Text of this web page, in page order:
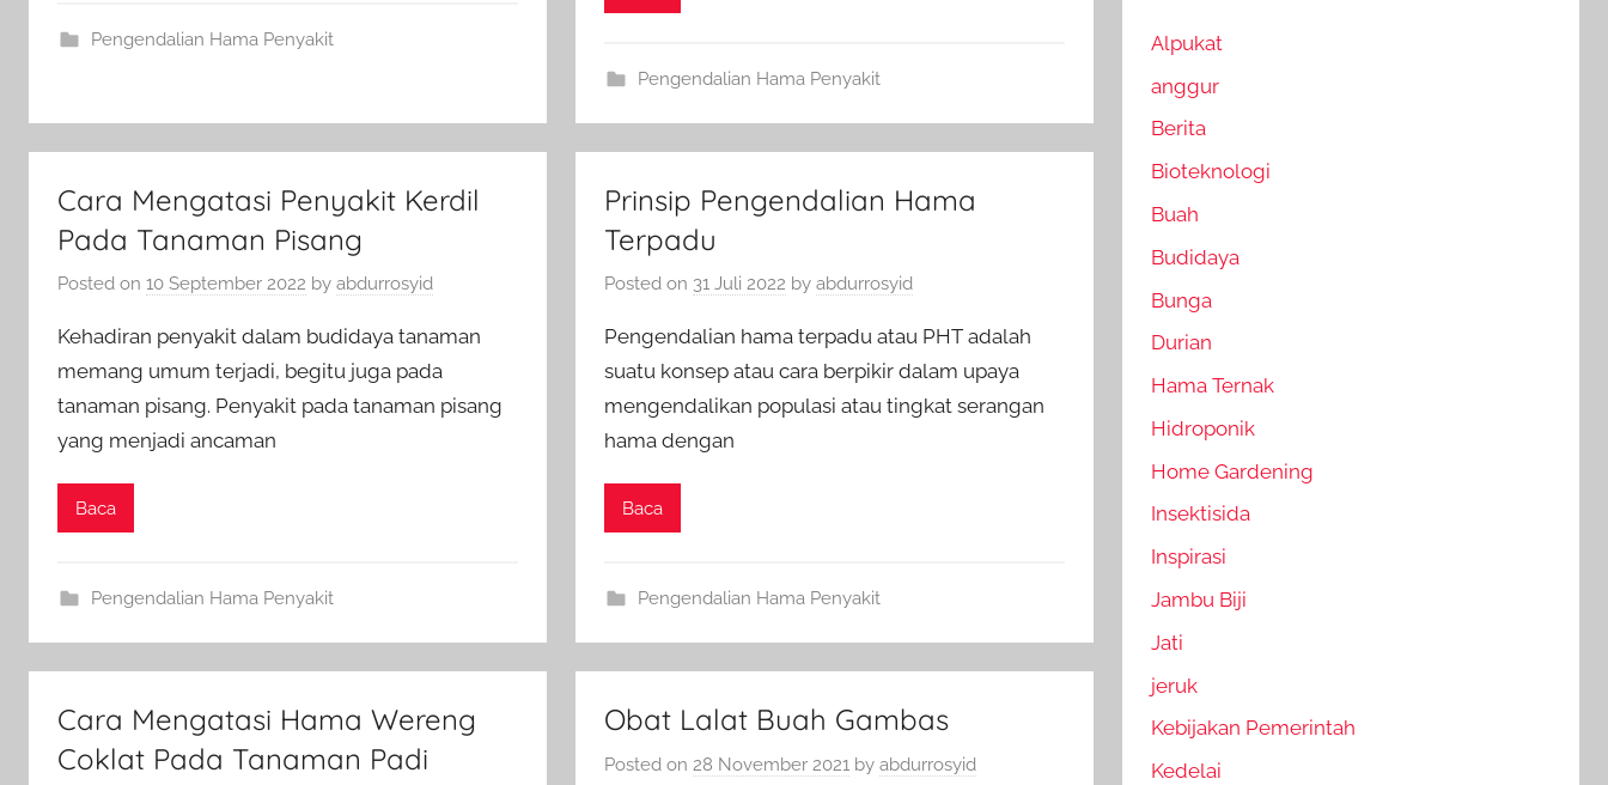
Pengendalian Hama Penyakit
Pengendalian Hama Penyakit
Cara Mengatasi Penyakit Kerdil
Pada Tanaman Pisang
Posted on 10 September 2022 by abdurrosyid
Kehadiran penyakit dalam budidaya tanaman
memang umum terjadi, begitu juga pada
tanaman pisang. Penyakit pada tanaman pisang
yang menjadi ancaman
Baca
Pengendalian Hama Penyakit
Prinsip Pengendalian Hama
Terpadu
Posted on 31 Juli 2022 byabdurrosyid
Pengendalian hama terpadu atau PHT adalah
suatu konsep atau cara berpikir dalam upaya
mengendalikan populasi atau tingkat serangan
hama dengan
Baca
Pengendalian Hama Penyakit
Cara Mengatasi Hama Wereng
Coklat Pada Tanaman Padi
Obat Lalat Buah Gambas
Posted on28 November 2021 byabdurrosyid
Alpukat
anggur
Berita
Bioteknologi
Buah
Budidaya
Bunga
Durian
Hama Ternak
Hidroponik
Home Gardening
Insektisida
Inspirasi
Jambu Biji
Jati
jeruk
Kebijakan Pemerintah
Kedelai